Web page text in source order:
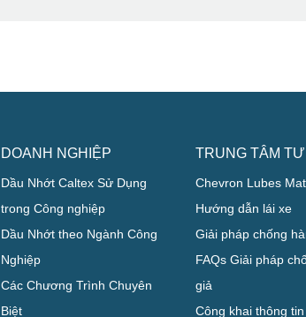
DOANH NGHIỆP
Dầu Nhớt Caltex Sử Dụng
trong Công nghiệp
Dầu Nhớt theo Ngành Công
Nghiệp
Các Chương Trình Chuyên
Biệt
TRUNG TÂM
Chevron Lubes
Hướng dẫn lái xe
Giải pháp chống
FAQs Giải pháp
giả
Công khai thông